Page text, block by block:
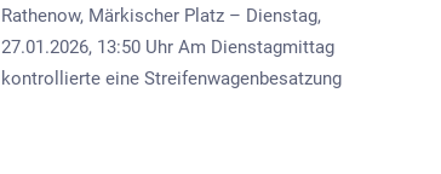
Rathenow, Märkischer Platz – Dienstag,
27.01.2026, 13:50 Uhr Am Dienstagmittag
kontrollierte eine Streifenwagenbesatzung